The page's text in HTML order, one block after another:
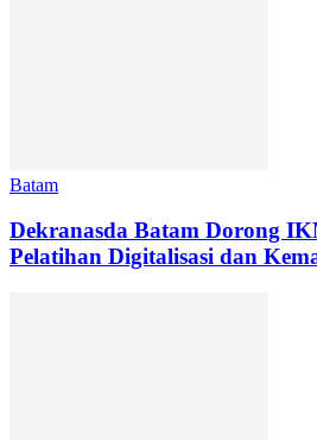
Batam
Dekranasda Batam Dorong
Pelatihan Digitalisasi dan